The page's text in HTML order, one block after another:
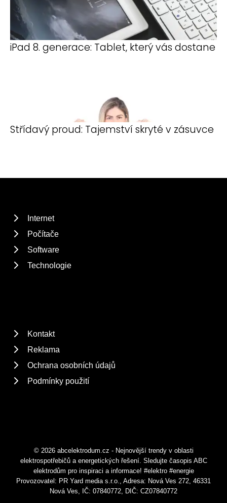
iPad 8. generace: Tablet, který vás dostane
Střídavý proud: Tajemství skryté v zásuvce
Internet
Počítače
Software
Technologie
Kontakt
Reklama
Ochrana osobních údajů
Podmínky použití
© 2026 abcelektrodum.cz - Nejnovější trendy v oblasti
elektrospotřebičů a energetických řešení. Sledujte časopis ABC
elektrodům pro inspiraci a informace! #elektro #energie
Provozovatel: PR Yard media s.r.o., Adresa: Nová Ves 272, 46331
Nová Ves, IČ: 07840772, DIČ: CZ07840772